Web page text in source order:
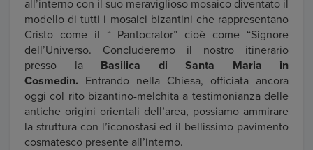
all’interno con il suo meraviglioso mosaico diventato il
modello di tutti i mosaici bizantini che rappresentano
Cristo come il “ Pantocrator” cioè come “Signore
dell’Universo. Concluderemo il nostro itinerario
presso la Basilica di Santa Maria in
Cosmedin. Entrando nella Chiesa, officiata ancora
oggi col rito bizantino-melchita a testimonianza delle
antiche origini orientali dell’area, possiamo ammirare
la struttura con l’iconostasi ed il bellissimo pavimento
cosmatesco presente all’interno.